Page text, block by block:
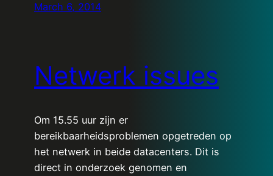
March 6, 2014
Netwerk issues
Om 15.55 uur zijn er
bereikbaarheidsproblemen opgetreden op
het netwerk in beide datacenters. Dit is
direct in onderzoek genomen en